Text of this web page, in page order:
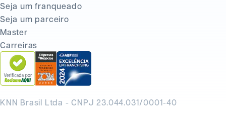
KNN Brasil Ltda - CNPJ 23.044.031/0001-40
Seja um franqueado
Seja um parceiro
Master
Carreiras